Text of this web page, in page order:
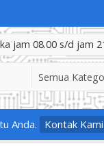
jam 08.00 s/d jam
Anda. Kontak Kami